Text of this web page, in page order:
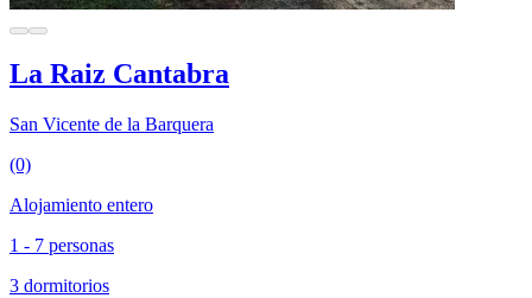
La Raiz Cantabra
San Vicente de la Barquera
(0)
Alojamiento entero
1 - 7 personas
3 dormitorios